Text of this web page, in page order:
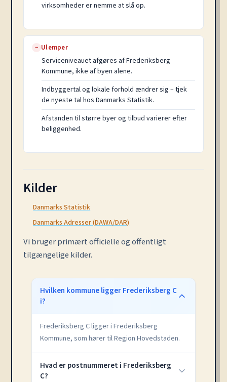
virksomheder er nemme at slå op.
− Ulemper
Serviceniveauet afgøres af Frederiksberg
Kommune, ikke af byen alene.
Indbyggertal og lokale forhold ændrer sig – tjek
de nyeste tal hos Danmarks Statistik.
Afstanden til større byer og tilbud varierer efter
beliggenhed.
Kilder
Danmarks Statistik
Danmarks Adresser (DAWA/DAR)
Vi bruger primært officielle og offentligt
tilgængelige kilder.
Hvilken kommune ligger Frederiksberg C
i?
Frederiksberg C ligger i Frederiksberg
Kommune, som hører til Region Hovedstaden.
Hvad er postnummeret i Frederiksberg
C?